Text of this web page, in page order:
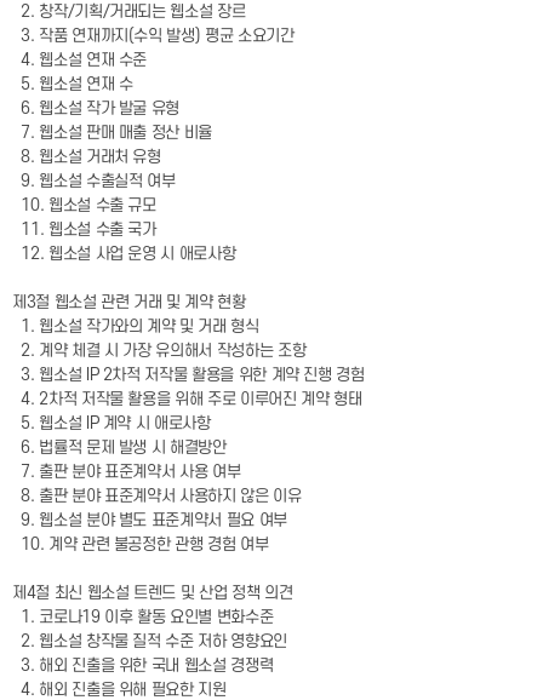
2. 창작/기획/거래되는 웹소설 장르
3. 작품 연재까지(수익 발생) 평균 소요기간
4. 웹소설 연재 수준
5. 웹소설 연재 수
6. 웹소설 작가 발굴 유형
7. 웹소설 판매 매출 정산 비율
8. 웹소설 거래처 유형
9. 웹소설 수출실적 여부
10. 웹소설 수출 규모
11. 웹소설 수출 국가
12. 웹소설 사업 운영 시 애로사항
제3절 웹소설 관련 거래 및 계약 현황
1. 웹소설 작가와의 계약 및 거래 형식
2. 계약 체결 시 가장 유의해서 작성하는 조항
3. 웹소설 IP 2차적 저작물 활용을 위한 계약 진행 경험
4. 2차적 저작물 활용을 위해 주로 이루어진 계약 형태
5. 웹소설 IP 계약 시 애로사항
6. 법률적 문제 발생 시 해결방안
7. 출판 분야 표준계약서 사용 여부
8. 출판 분야 표준계약서 사용하지 않은 이유
9. 웹소설 분야 별도 표준계약서 필요 여부
10. 계약 관련 불공정한 관행 경험 여부
제4절 최신 웹소설 트렌드 및 산업 정책 의견
1. 코로나19 이후 활동 요인별 변화수준
2. 웹소설 창작물 질적 수준 저하 영향요인
3. 해외 진출을 위한 국내 웹소설 경쟁력
4. 해외 진출을 위해 필요한 지원